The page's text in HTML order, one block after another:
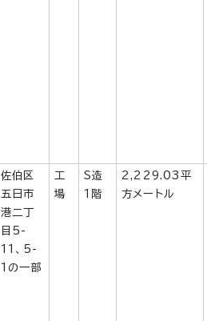
佐伯区
五日市
港二丁
目5-
11、5-
1の一部
工
場
S造
1階
2,229.03平
方メートル